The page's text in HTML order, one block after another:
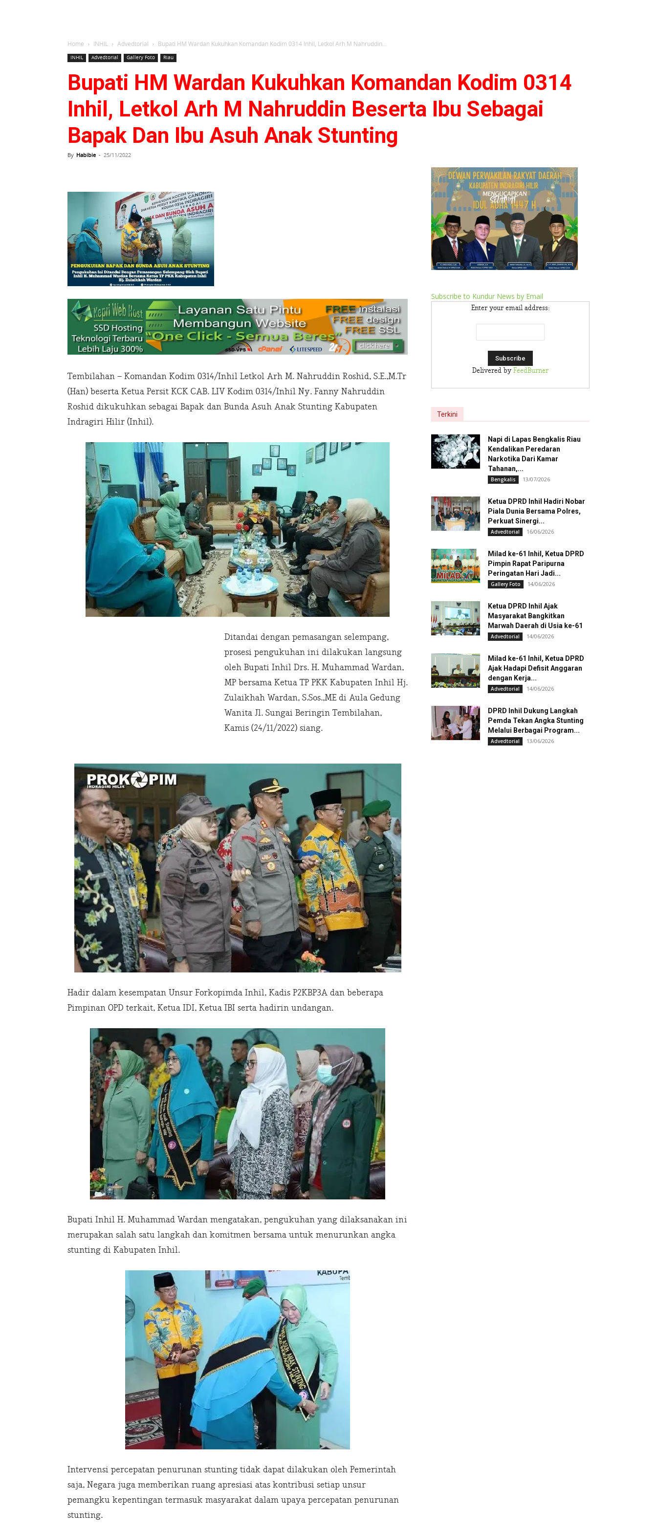
Home INHIL Advedtorial Bupati HM Wardan Kukuhkan Komandan Kodim 0314 Inhil, Letkol Arh M Nahruddin...
INHIL Advedtorial Gallery Foto Riau
Bupati HM Wardan Kukuhkan Komandan Kodim 0314
Inhil, Letkol Arh M Nahruddin Beserta Ibu Sebagai
Bapak Dan Ibu Asuh Anak Stunting
By Habibie - 25/11/2022
Tembilahan – Komandan Kodim 0314/Inhil Letkol Arh M. Nahruddin Roshid, S.E.,M.Tr
(Han) beserta Ketua Persit KCK CAB. LIV Kodim 0314/Inhil Ny. Fanny Nahruddin
Roshid dikukuhkan sebagai Bapak dan Bunda Asuh Anak Stunting Kabupaten
Indragiri Hilir (Inhil).
Ditandai dengan pemasangan selempang,
prosesi pengukuhan ini dilakukan langsung
oleh Bupati Inhil Drs. H. Muhammad Wardan,
MP bersama Ketua TP PKK Kabupaten Inhil Hj.
Zulaikhah Wardan, S.Sos.,ME di Aula Gedung
Wanita Jl. Sungai Beringin Tembilahan,
Kamis (24/11/2022) siang.
Hadir dalam kesempatan Unsur Forkopimda Inhil, Kadis P2KBP3A dan beberapa
Pimpinan OPD terkait, Ketua IDI, Ketua IBI serta hadirin undangan.
Bupati Inhil H. Muhammad Wardan mengatakan, pengukuhan yang dilaksanakan ini
merupakan salah satu langkah dan komitmen bersama untuk menurunkan angka
stunting di Kabupaten Inhil.
Intervensi percepatan penurunan stunting tidak dapat dilakukan oleh Pemerintah
saja, Negara juga memberikan ruang apresiasi atas kontribusi setiap unsur
pemangku kepentingan termasuk masyarakat dalam upaya percepatan penurunan
stunting.
Subscribe to Kundur News by Email
Enter your email address:
Delivered by FeedBurner
Terkini
Napi di Lapas Bengkalis Riau
Kendalikan Peredaran
Narkotika Dari Kamar
Tahanan,...
Bengkalis 13/07/2026
Ketua DPRD Inhil Hadiri Nobar
Piala Dunia Bersama Polres,
Perkuat Sinergi...
Advedtorial 16/06/2026
Milad ke-61 Inhil, Ketua DPRD
Pimpin Rapat Paripurna
Peringatan Hari Jadi...
Gallery Foto 14/06/2026
Ketua DPRD Inhil Ajak
Masyarakat Bangkitkan
Marwah Daerah di Usia ke-61
Advedtorial 14/06/2026
Milad ke-61 Inhil, Ketua DPRD
Ajak Hadapi Defisit Anggaran
dengan Kerja...
Advedtorial 14/06/2026
DPRD Inhil Dukung Langkah
Pemda Tekan Angka Stunting
Melalui Berbagai Program...
Advedtorial 13/06/2026